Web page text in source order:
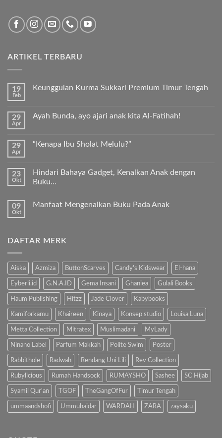
ARTIKEL TERBARU
19
Feb
Keunggulan Kurma Sukkari Premium Timur Tengah
pada
Premium
29
Apr
Ayah Bunda, ayo ajari anak kita Al-Fatihah!
pada
ajari
kita
29
Apr
“Kenapa Ibu Sholat Melulu?”
pada
“Kenapa
23
Okt
Hindari Bahaya Gadget, Kenalkan Anak dengan
Buku…
komentar
Kenalkan
Anak
09
Okt
Manfaat Mengenalkan Buku Pada Anak
Manfaat
Anak
DAFTAR MERK
Aiska Azmiza ButtonScarves Candy's Kidswear El-hana
Eyberli.id G.N.A.ID Gema Insani Ghaniea Gulali Books
Haum Publishing Hitzz Jade Clover Kabybooks
Kamiforkamu Khaireen Kinaya Konsep studio Louisa Luna
Metta Collection Mitratex Muslimadani MyLady
Ninano Label Parfum Makkah Polite Swim Poster
Rabbithole Radwah Rendang Uni Lili Rev Collection
Rubylicious Rumah Handsock RUMAYSHO Sashee SC Hijab
Syamil Qur'an TGOF TheGangOfFur Timur Tengah
ummaandshofi Ummuhaidar WARDAH ZARA zaysaku